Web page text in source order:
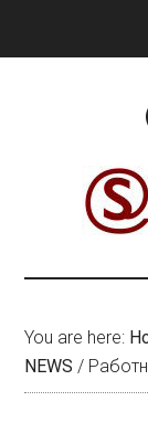
You are here:
NEWS /